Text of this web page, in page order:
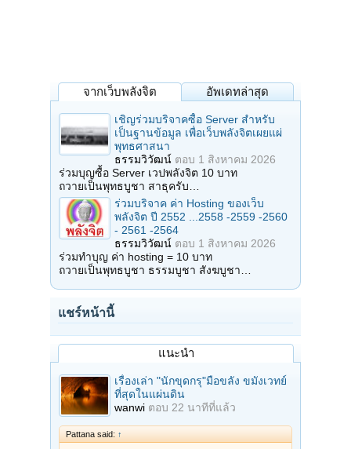
จากเว็บพลังจิต อัพเดทล่าสุด
เชิญร่วมบริจาคซื้อ Server สำหรับ
เป็นฐานข้อมูล เพื่อเว็บพลังจิตเผยแผ่
พุทธศาสนา
ธรรมวิวัฒน์ ตอบ 1 สิงหาคม 2026
ร่วมบุญซื้อ Server เวปพลังจิต 10 บาท
ถวายเป็นพุทธบูชา สาธุครับ…
ร่วมบริจาค ค่า Hosting ของเว็บ
พลังจิต ปี 2552 ...2558 -2559 -2560
- 2561 -2564
ธรรมวิวัฒน์ ตอบ 1 สิงหาคม 2026
ร่วมทำบุญ ค่า hosting = 10 บาท
ถวายเป็นพุทธบูชา ธรรมบูชา สังฆบูชา…
แชร์หน้านี้
แนะนำ
เรื่องเล่า "นักขุดกรุ"มือขลัง ขมังเวทย์
ที่สุดในแผ่นดิน
wanwi ตอบ 22 นาทีที่แล้ว
Pattana said: ↑